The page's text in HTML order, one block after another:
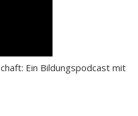
Ein Bildungspodcast mit